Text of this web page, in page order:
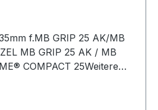
f.MB GRIP 25 AK/MB
MB GRIP 25 AK / MB
COMPACT 25Weitere